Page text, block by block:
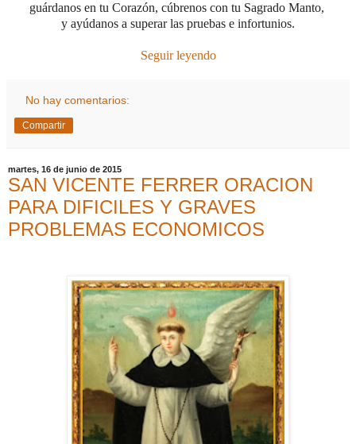
guárdanos en tu Corazón, cúbrenos con tu Sagrado Manto,
y ayúdanos a superar las pruebas e infortunios.
Seguir leyendo
No hay comentarios:
Compartir
martes, 16 de junio de 2015
SAN VICENTE FERRER ORACION
PARA DIFICILES Y GRAVES
PROBLEMAS ECONOMICOS